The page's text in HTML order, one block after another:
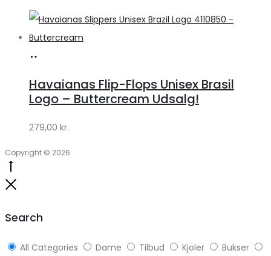
Klædeskabet.dk
Havaianas Flip-Flops Unisex Brasil
Logo – Buttercream Udsalg!
279,00 kr.
Copyright © 2026
Search
All Categories Dame Tilbud Kjoler
Bukser